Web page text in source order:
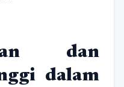
dan
dalam